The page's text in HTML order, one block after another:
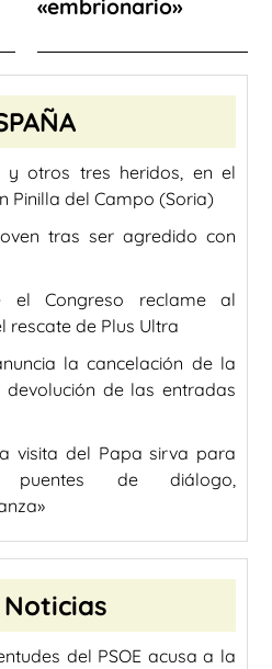
«embrionario»
y otros tres heridos, en el
Pinilla del Campo (Soria)
tras ser agredido con
el Congreso reclame al
rescate de Plus Ultra
la cancelación de la
de las entradas
visita del Papa sirva para
puentes de diálogo,
del PSOE acusa a la